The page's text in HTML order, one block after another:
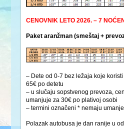
CENOVNIK LETO 2026. – 7
Paket aranžman (smeštaj +
– Dete od 0-7 bez ležaja koje
65€ po detetu
– u slučaju sopstvenog prevoza,
umanjuje za 30€ po plativoj osobi
– termini označeni * nemaju
Polazak autobusa je dan ranije u